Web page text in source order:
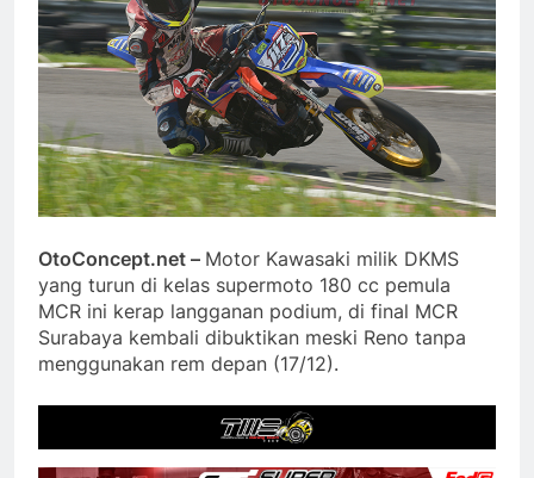
OtoConcept.net – Motor Kawasaki milik DKMS
yang turun di kelas supermoto 180 cc pemula
MCR ini kerap langganan podium, di final MCR
Surabaya kembali dibuktikan meski Reno tanpa
menggunakan rem depan (17/12).